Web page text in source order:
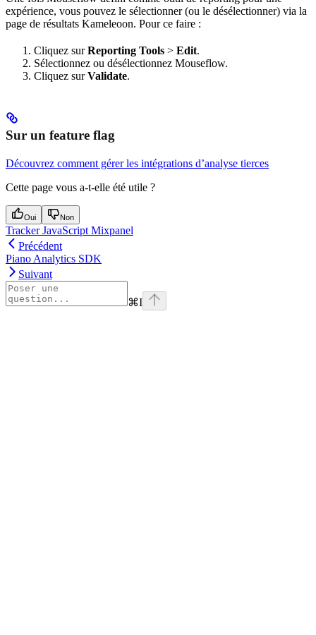
expérience, vous pouvez le sélectionner (ou le désélectionner) via la
page de résultats Kameleoon. Pour ce faire :
Cliquez surReporting Tools > Edit.
Sélectionnez ou désélectionnez Mouseflow.
Cliquez surValidate.
Sur un feature flag
Découvrez comment gérer les intégrations d’analyse tierces
Cette page vous a-t-elle été utile ?
Oui Non
Tracker JavaScript Mixpanel
Précédent
Piano Analytics SDK
Suivant
⌘I